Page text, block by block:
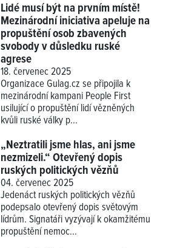
Lidé musí být na prvním místě!
Mezinárodní iniciativa apeluje na
propuštění osob zbavených
svobody v důsledku ruské
agrese
18. červenec 2025
Organizace Gulag.cz se připojila k
mezinárodní kampani People First
usilující o propuštění lidí vězněných
kvůli ruské války p...
„Neztratili jsme hlas, ani jsme
nezmizeli.“ Otevřený dopis
ruských politických vězňů
04. červenec 2025
Jedenáct ruských politických vězňů
podepsalo otevřený dopis světovým
lídrům. Signatáři vyzývají k okamžitému
propuštění nemoc...